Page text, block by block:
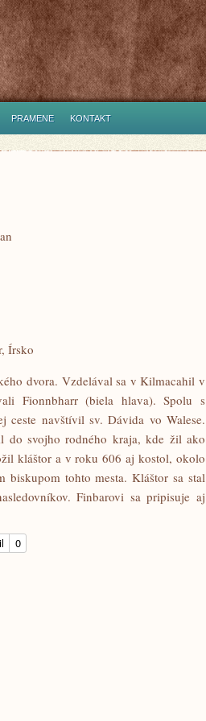
PRAMENE KONTAKT
Írsko
dvora. Vzdelával sa v Kilmacahil v
Fionnbharr (biela hlava). Spolu s
navštívil sv. Dávida vo Walese.
do svojho rodného kraja, kde žil ako
kláštor a v roku 606 aj kostol, okolo
tohto mesta. Kláštor sa stal
Finbarovi sa pripisuje aj
0